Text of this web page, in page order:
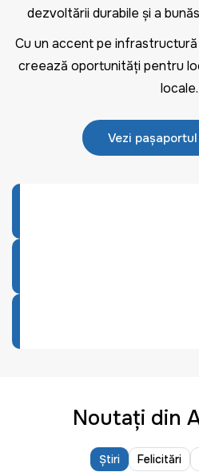
dezvoltării durabile și a
Cu un accent pe infrastructură
creează oportunități pentru
locale.
Vezi
Noutați din
Știri Felicitări